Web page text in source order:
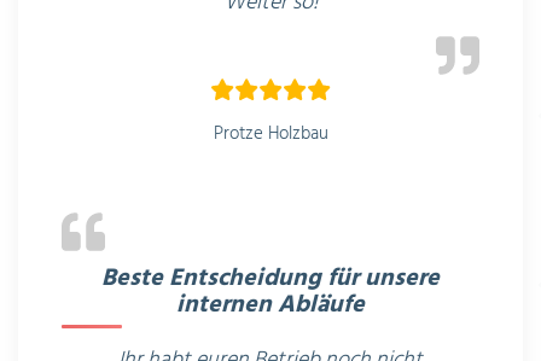
Protze Holzbau
Beste Entscheidung für unsere
internen Abläufe